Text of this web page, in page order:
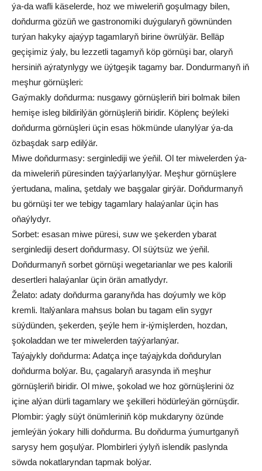
ýa-da wafli käselerde, hoz we miweleriň goşulmagy bilen,
doňdurma gözüň we gastronomiki duýgularyň göwnünden
turýan hakyky ajaýyp tagamlaryň birine öwrülýär. Belläp
geçişimiz ýaly, bu lezzetli tagamyň köp görnüşi bar, olaryň
hersiniň aýratynlygy we üýtgeşik tagamy bar. Dondurmanyň iň
meşhur görnüşleri:
Gaýmakly doňdurma: nusgawy görnüşleriň biri bolmak bilen
hemişe isleg bildirilýän görnüşleriň biridir. Köplenç beýleki
doňdurma görnüşleri üçin esas hökmünde ulanylýar ýa-da
özbaşdak sarp edilýär.
Miwe doňdurmasy: serginlediji we ýeňil. Ol ter miwelerden ýa-
da miweleriň püresinden taýýarlanylýar. Meşhur görnüşlere
ýertudana, malina, şetdaly we başgalar girýär. Doňdurmanyň
bu görnüşi ter we tebigy tagamlary halaýanlar üçin has
oňaýlydyr.
Sorbet: esasan miwe püresi, suw we şekerden ybarat
serginlediji desert doňdurmasy. Ol süýtsüz we ýeňil.
Doňdurmanyň sorbet görnüşi wegetarianlar we pes kalorili
desertleri halaýanlar üçin örän amatlydyr.
Želato: adaty doňdurma garanyňda has doýumly we köp
kremli. Italýanlara mahsus bolan bu tagam elin sygyr
süýdünden, şekerden, şeýle hem ir-iýmişlerden, hozdan,
şokoladdan we ter miwelerden taýýarlanýar.
Taýajykly doňdurma: Adatça inçe taýajykda doňdurylan
doňdurma bolýar. Bu, çagalaryň arasynda iň meşhur
görnüşleriň biridir. Ol miwe, şokolad we hoz görnüşlerini öz
içine alýan dürli tagamlary we şekilleri hödürleýän görnüşdir.
Plombir: ýagly süýt önümleriniň köp mukdaryny özünde
jemleýän ýokary hilli doňdurma. Bu doňdurma ýumurtganyň
sarysy hem goşulýar. Plombirleri ýylyň islendik paslynda
söwda nokatlaryndan tapmak bolýar.